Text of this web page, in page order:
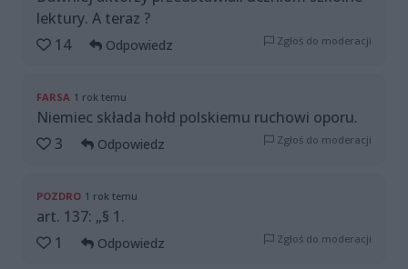
lektury. A teraz ?
14
Odpowiedz Zgłoś do moderacji
FARSA 1 rok temu
Niemiec składa hołd polskiemu ruchowi oporu.
3
Odpowiedz Zgłoś do moderacji
POZDRO 1 rok temu
art. 137: „§ 1.
1
Odpowiedz Zgłoś do moderacji